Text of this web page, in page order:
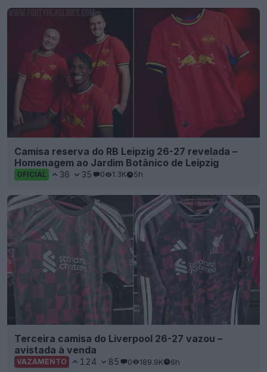
Camisa reserva do RB Leipzig 26-27 revelada –
Homenagem ao Jardim Botânico de Leipzig
OFICIAL 36 35 0 1.3K 5h
Terceira camisa do Liverpool 26-27 vazou –
avistada à venda
VAZAMENTO 124 85 0 189.9K 6h